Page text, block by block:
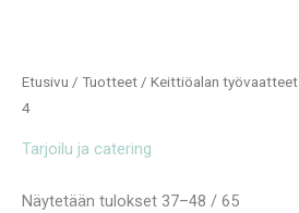
Etusivu / Tuotteet / Keittiöalan työvaatteet
4
Tarjoilu ja catering
Näytetään tulokset 37–48 / 65